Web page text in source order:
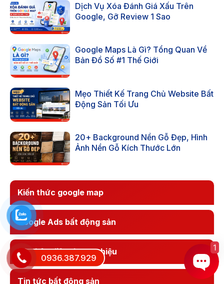
Dịch Vụ Xóa Đánh Giá Xấu Trên
Google, Gỡ Review 1 Sao
Google Maps Là Gì? Tổng Quan Về
Bản Đồ Số #1 Thế Giới
Mẹo Thiết Kế Trang Chủ Website Bất
Động Sản Tối Ưu
20+ Background Nền Gỗ Đẹp, Hình
Ảnh Nền Gỗ Kích Thước Lớn
Kiến thức google map
Google Ads bất động sản
Bộ nhận diện thương hiệu
Tin tức bất động sản
0936.387.929
1